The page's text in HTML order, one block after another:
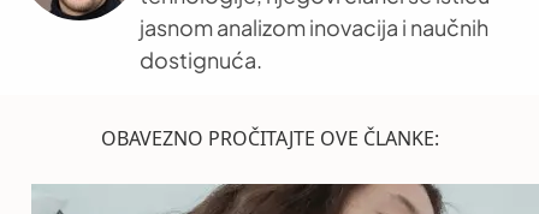
jasnom analizom inovacija i naučnih
dostignuća.
OBAVEZNO PROČITAJTE OVE ČLANKE: